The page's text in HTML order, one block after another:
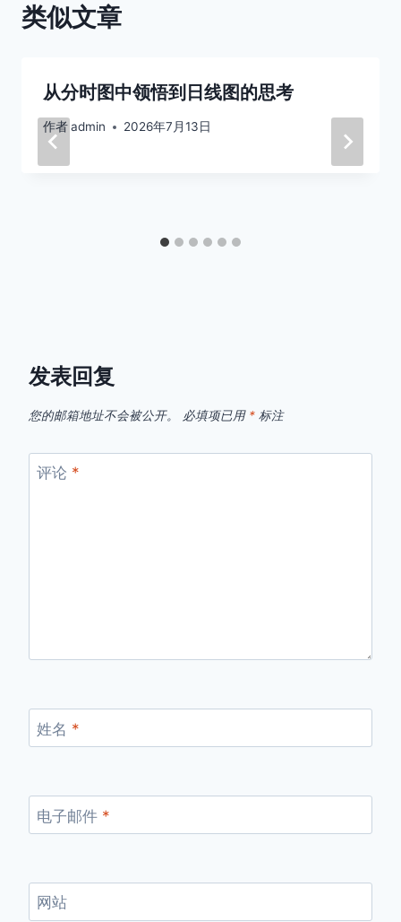
类似文章
从分时图中领悟到日线图的思考
作者admin 2026年7月13日
发表回复
您的邮箱地址不会被公开。 必填项已用 * 标注
评论 *
姓名 *
电子邮件 *
网站